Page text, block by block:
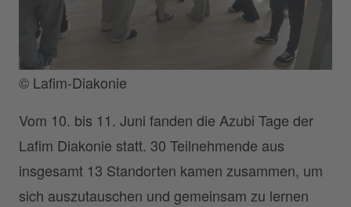
© Lafim-Diakonie
Vom 10. bis 11. Juni fanden die Azubi Tage der
Lafim Diakonie statt. 30 Teilnehmende aus
insgesamt 13 Standorten kamen zusammen, um
sich auszutauschen und gemeinsam zu lernen